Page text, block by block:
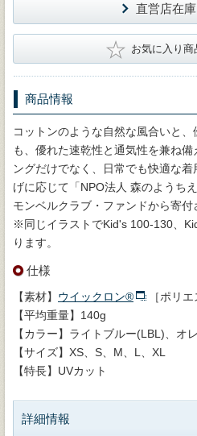
直営店在
★ お気に入り商
商品情報
コットンのような自然な風合いと
も、優れた速乾性と通気性を兼ね
ングだけでなく、日常でも快適な
げに応じて「NPO法人 森のようち
モンベルクラブ・ファンドから寄付
※同じイラストでKid's 100-130、
ります。
仕様
【素材】 ウイックロン®
［ポリエ
【平均重量】140g
【カラー】ライトブルー(LBL)、オ
【サイズ】XS、S、M、L、XL
【特長】UVカット
詳細情報